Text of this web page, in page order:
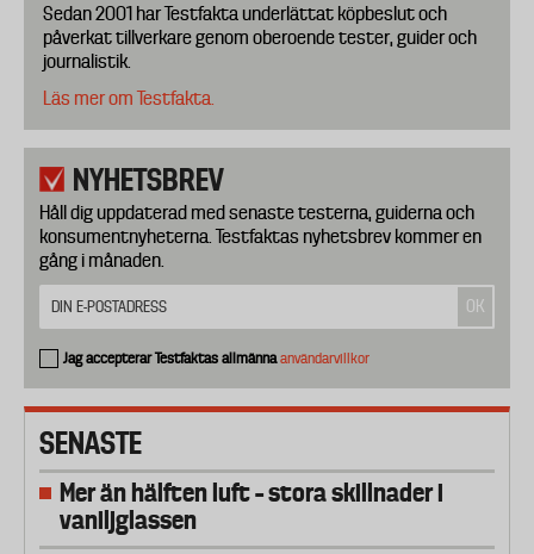
Sedan 2001 har Testfakta underlättat köpbeslut och
påverkat tillverkare genom oberoende tester, guider och
journalistik.
Läs mer om Testfakta.
NYHETSBREV
Håll dig uppdaterad med senaste testerna, guiderna och
konsumentnyheterna. Testfaktas nyhetsbrev kommer en
gång i månaden.
Jag accepterar Testfaktas allmännaanvändarvillkor
SENASTE
Mer än hälften luft – stora skillnader i
vaniljglassen